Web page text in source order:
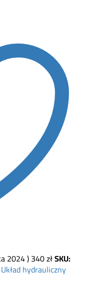
2024)340złSKU:
Układ hydrauliczny